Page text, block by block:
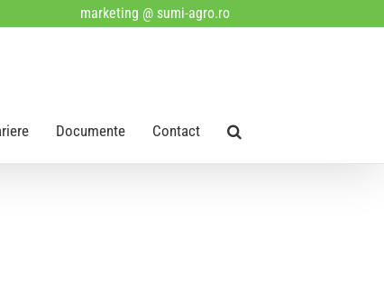
marketing @ sumi-agro.ro
Documente Contact